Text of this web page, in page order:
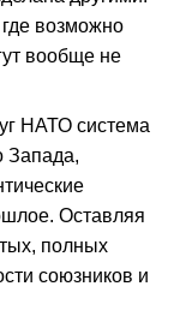
возможно
вообще не
НАТО система
Запада,
Оставляя
полных
союзников и